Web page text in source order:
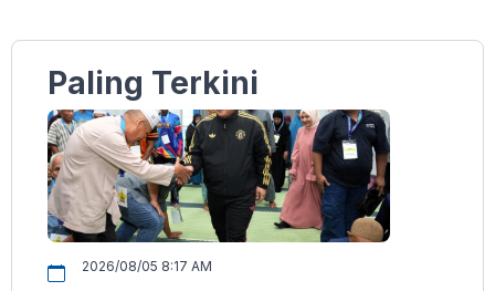
Paling Terkini
2026/08/05 8:17 AM